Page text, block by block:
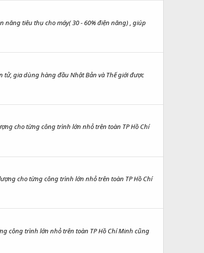
năng tiêu thụ cho máy( 30 - 60% điện năng) , giúp
tử, gia dùng hàng đầu Nhật Bản và Thế giới được
cho từng công trình lớn nhỏ trên toàn TP Hồ Chí
cho từng công trình lớn nhỏ trên toàn TP Hồ Chí
công trình lớn nhỏ trên toàn TP Hồ Chí Minh cũng